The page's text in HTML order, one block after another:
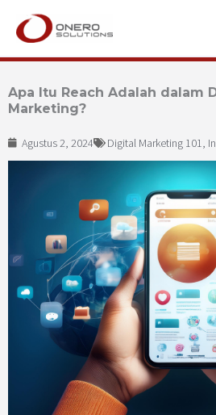
Lewati
Apa Itu Reach Adalah dalam
Marketing?
Agustus 2, 2024 Digital Marketing 101,